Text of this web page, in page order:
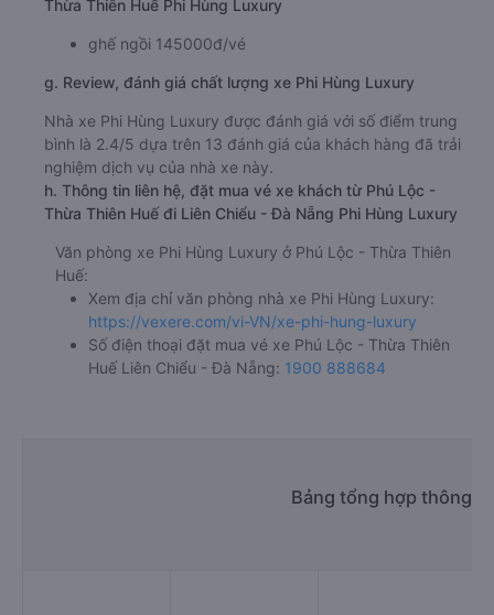
Thừa Thiên Huế Phi Hùng Luxury
ghế ngồi 145000đ/vé
g. Review, đánh giá chất lượng xe Phi Hùng Luxury
Nhà xe Phi Hùng Luxury được đánh giá với số điểm trung
bình là 2.4/5 dựa trên 13 đánh giá của khách hàng đã trải
nghiệm dịch vụ của nhà xe này.
h. Thông tin liên hệ, đặt mua vé xe khách từ Phú Lộc -
Thừa Thiên Huế đi Liên Chiểu - Đà Nẵng Phi Hùng Luxury
Văn phòng xe Phi Hùng Luxury ở Phú Lộc - Thừa Thiên
Huế:
Xem địa chỉ văn phòng nhà xe Phi Hùng Luxury:
https://vexere.com/vi-VN/xe-phi-hung-luxury
Số điện thoại đặt mua vé xe Phú Lộc - Thừa Thiên
Huế Liên Chiểu - Đà Nẵng: 1900 888684
Bảng tổng hợp thông